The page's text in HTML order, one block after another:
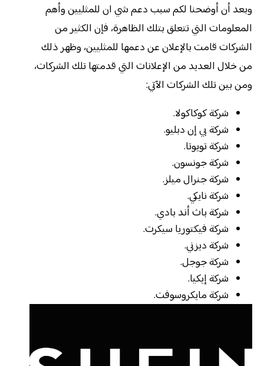
وبعد أن أوضحنا لكم سبب دعم شي ان للمثليين وأهم
المعلومات التي تتعلق بتلك الظاهرة، فإن الكثير من
الشركات قامت بالإعلان عن دعمها للمثليين، وظهر ذلك
من خلال العديد من الإعلانات التي قدمتها تلك الشركات،
ومن بين تلك الشركات الآتي:
شركة كوكاكولا.
شركة بي إن دبليو.
شركة تويوتا.
شركة جونسون.
شركة جنرال ميلز.
شركة نايكي.
شركة باث أند بادي.
شركة فيكتوريا سيكرت.
شركة ديزني.
شركة جوجل.
شركة إيكيا.
شركة مايكروسوفت.